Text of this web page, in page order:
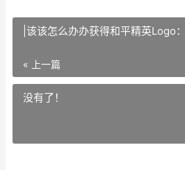
|该该怎么办办获得和平精英Logo
« 上一篇
没有了！